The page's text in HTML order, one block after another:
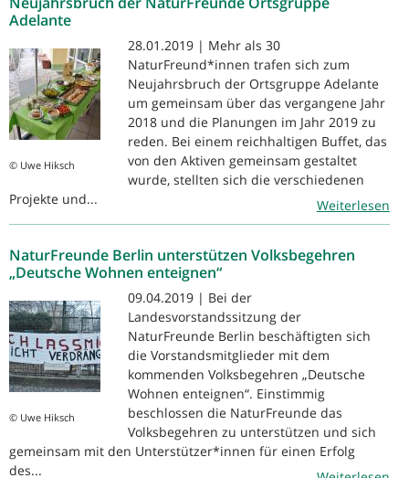
Adelante
© Uwe Hiksch
28.01.2019 | Mehr als 30
NaturFreund*innen trafen sich zum
Neujahrsbruch der Ortsgruppe Adelante
um gemeinsam über das vergangene Jahr
2018 und die Planungen im Jahr 2019 zu
reden. Bei einem reichhaltigen Buffet, das
von den Aktiven gemeinsam gestaltet
wurde, stellten sich die verschiedenen
Projekte und...
Weiterlesen
NaturFreunde Berlin unterstützen Volksbegehren
„Deutsche Wohnen enteignen“
© Uwe Hiksch
09.04.2019 | Bei der
Landesvorstandssitzung der
NaturFreunde Berlin beschäftigten sich
die Vorstandsmitglieder mit dem
kommenden Volksbegehren „Deutsche
Wohnen enteignen“. Einstimmig
beschlossen die NaturFreunde das
Volksbegehren zu unterstützen und sich
gemeinsam mit den Unterstützer*innen für einen Erfolg
des...